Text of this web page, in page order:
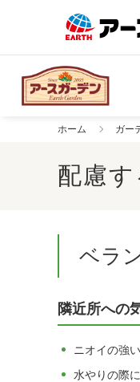
ホーム ガー
配慮す
ベラ
隣近所への
ニオイの強
水やりの際